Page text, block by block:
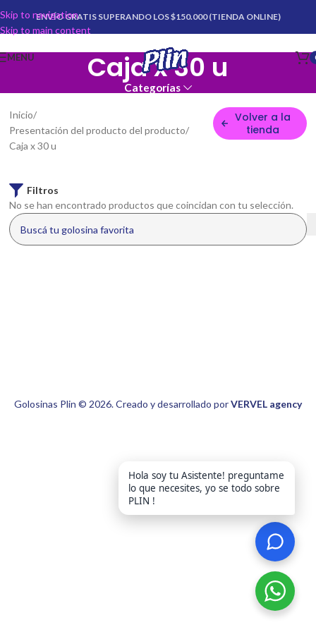
Skip to navigation
Skip to main content
ENVÍO GRATIS SUPERANDO LOS $150.000 (TIENDA ONLINE)
MENU Caja x 30 u
Categorías
Inicio
Presentación del producto del producto
Caja x 30 u
Volver a la
tienda
Filtros
No se han encontrado productos que coincidan con tu selección.
Golosinas Plin © 2026. Creado y desarrollado porVERVEL agency
Hola soy tu Asistente! preguntame
lo que necesites, yo se todo sobre
PLIN !